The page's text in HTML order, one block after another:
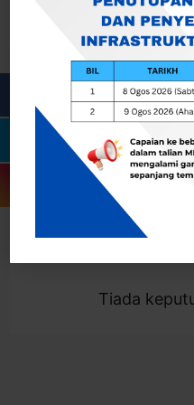
Togol
Showing 0 result
Tiada